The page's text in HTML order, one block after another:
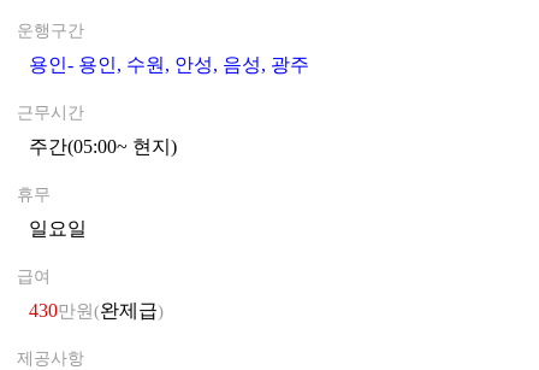
운행구간
용인- 용인, 수원, 안성, 음성, 광주
근무시간
주간(05:00~ 현지)0
휴무
일요일
급여
430만원(완제급)
제공사항